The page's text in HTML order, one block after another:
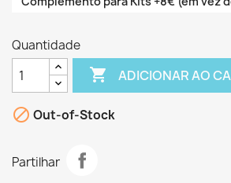
Quantidade
 ADICIONAR AO
 Out-of-Stock
Partilhar